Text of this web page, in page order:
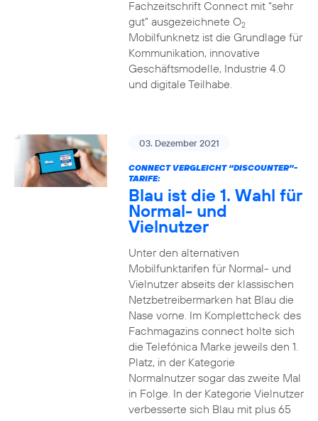
Fachzeitschrift Connect mit “sehr
gut” ausgezeichnete O2
Mobilfunknetz ist die Grundlage für
Kommunikation, innovative
Geschäftsmodelle, Industrie 4.0
und digitale Teilhabe.
03. Dezember 2021
CONNECT VERGLEICHT “DISCOUNTER”-
TARIFE:
Blau ist die 1. Wahl für
Normal- und
Vielnutzer
Unter den alternativen
Mobilfunktarifen für Normal- und
Vielnutzer abseits der klassischen
Netzbetreibermarken hat Blau die
Nase vorne. Im Komplettcheck des
Fachmagazins connect holte sich
die Telefónica Marke jeweils den 1.
Platz, in der Kategorie
Normalnutzer sogar das zweite Mal
in Folge. In der Kategorie Vielnutzer
verbesserte sich Blau mit plus 65